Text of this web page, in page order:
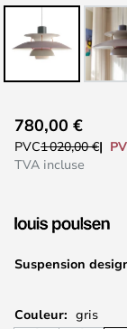
to
the
the
gallery
Suspension
780,00 €
PVC1 020,00 €
TVA incluse
Couleur: gris